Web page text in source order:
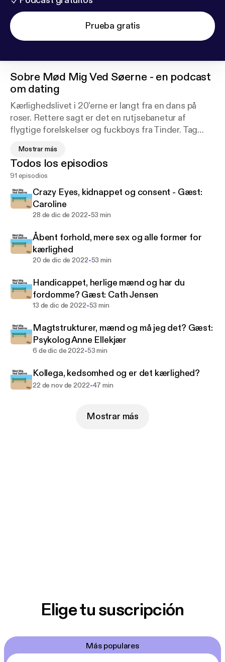
Prueba gratis
Sobre Mød Mig Ved Søerne - en podcast
om dating
Kærlighedslivet i 20’erne er langt fra en dans på
roser. Rettere sagt er det en rutjsebanetur af
flygtige forelskelser og fuckboys fra Tinder. Tag
Cecilie Rosengren diskuterer egne oplevelser,
trends og tendenser, og giver deres bud på, hvad
der er cool og not cool, når du prøver at finde dit livs
kærlighed.
Mostrar más
Todos los episodios
91 episodios
Crazy Eyes, kidnappet og consent - Gæst:
Caroline
28 de dic de 2022-53 min
Åbent forhold, mere sex og alle former for
kærlighed
20 de dic de 2022-53 min
Handicappet, herlige mænd og har du
fordomme? Gæst: Cath Jensen
13 de dic de 2022-53 min
Magtstrukturer, mænd og må jeg det? Gæst:
Psykolog Anne Ellekjær
6 de dic de 2022-53 min
Kollega, kedsomhed og er det kærlighed?
22 de nov de 2022-47 min
Mostrar más
Elige tu suscripción
Más populares